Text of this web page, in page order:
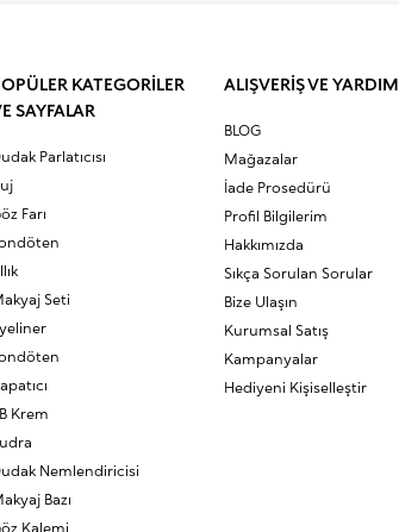
KATEGORİLER
SAYFALAR
Parlatıcısı
Farı
Seti
Krem
Nemlendiricisi
Bazı
Kalemi
ALIŞVERİŞ VE YARDIM
BLOG
Mağazalar
İade Prosedürü
Profil Bilgilerim
Hakkımızda
Sıkça Sorulan Sorular
Bize Ulaşın
Kurumsal Satış
Kampanyalar
Hediyeni Kişiselleştir